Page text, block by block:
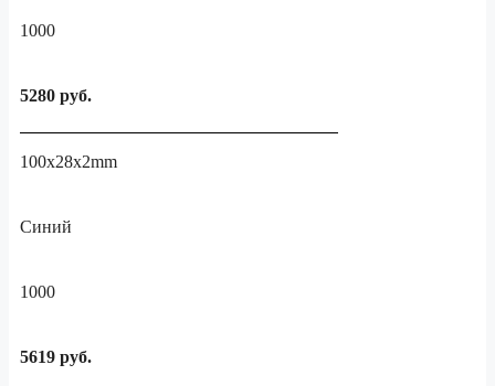
1000
5280 руб.
100x28x2mm
Синий
1000
5619 руб.